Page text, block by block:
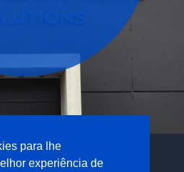
para lhe
experiência de
e produzimos
à medida
a solução
para si
e vedantes
da Pervedant
críticas
exigentes